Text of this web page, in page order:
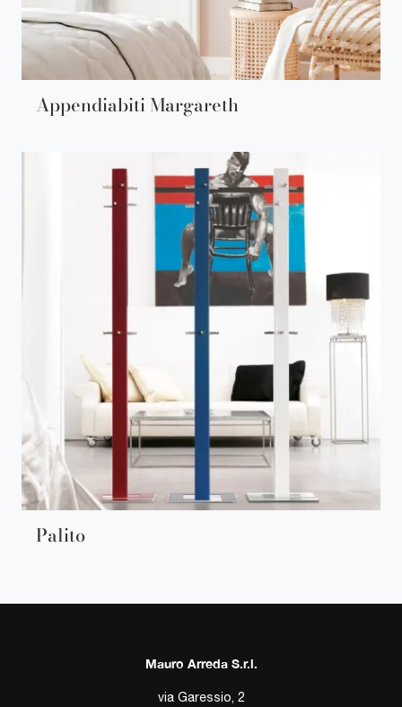
Appendiabiti Margareth
Palito
Mauro Arreda S.r.l.
via Garessio, 2